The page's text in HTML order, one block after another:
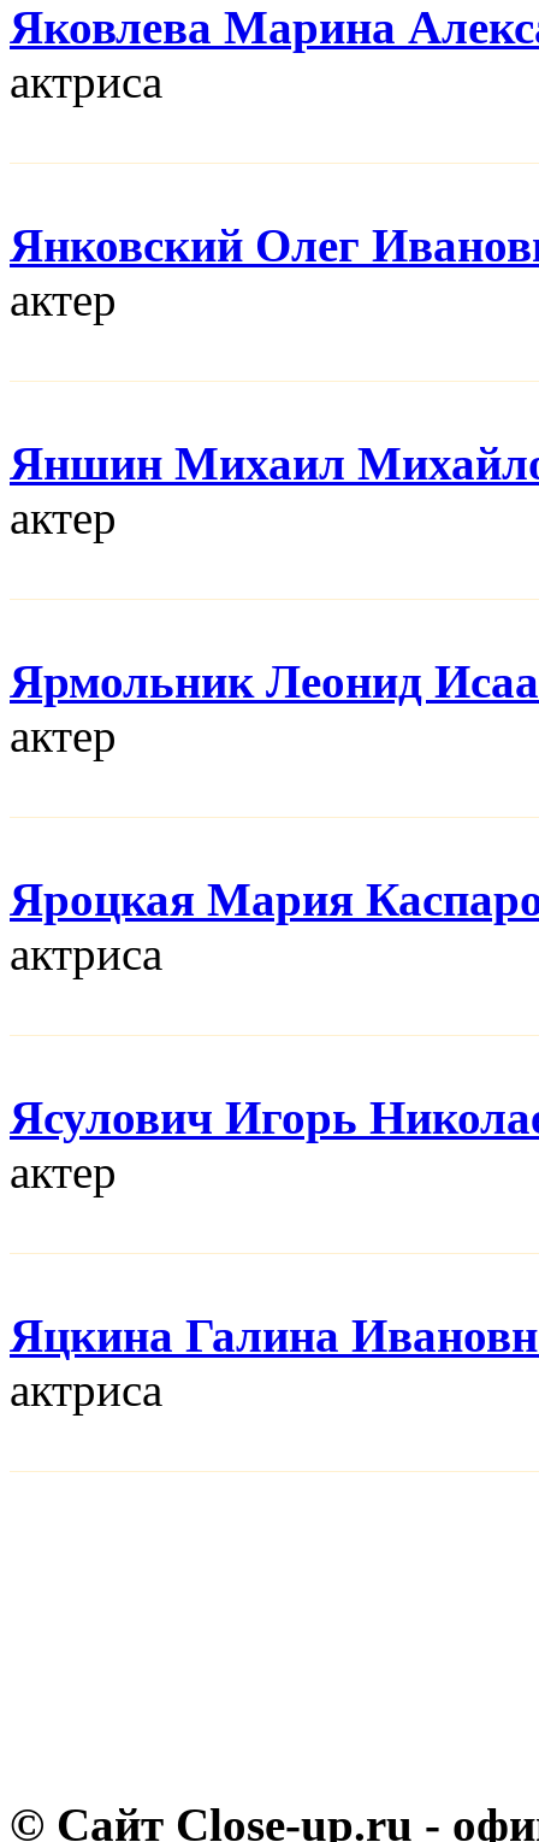
Яковлева Марина
актриса
Янковский Олег
актер
Яншин Михаил
актер
Ярмольник Леонид
актер
Яроцкая Мария
актриса
Ясулович Игорь
актер
Яцкина Галина
актриса
© Сайт Close-up.ru -